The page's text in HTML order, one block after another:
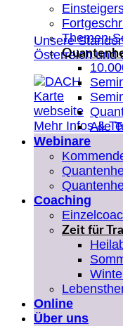
Unsere
Österreich und
Mehr Infos &
Themen-
Alle
Webinare
Coaching
Zeit für
Online
Über uns